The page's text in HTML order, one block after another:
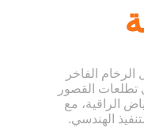
الفاخر
تطلعات القصور
الراقية، مع
الهندسي.